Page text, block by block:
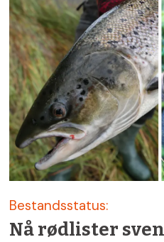
Bestandsstatus:
Nå rødlister